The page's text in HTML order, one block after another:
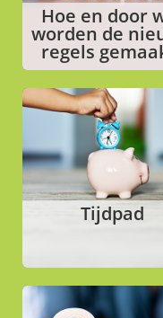
Hoe en door
worden de
regels
Tijdpad